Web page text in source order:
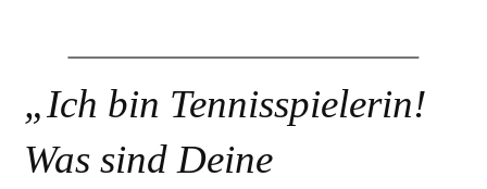
„Ich bin Tennisspielerin!
Was sind Deine